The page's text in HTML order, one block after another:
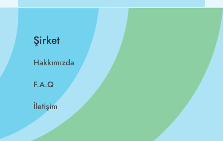
Şirket
Hakkımızda
F.A.Q
İletişim